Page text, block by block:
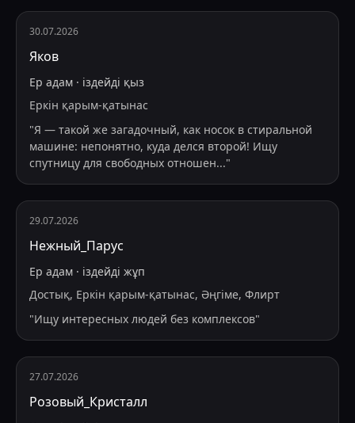
30.07.2026
Яков
Ер адам · іздейді қыз
Еркін қарым-қатынас
"Я — такой же загадочный, как носок в стиральной
машине: непонятно, куда делся второй! Ищу
спутницу для свободных отношен..."
29.07.2026
Нежный_Парус
Ер адам · іздейді жұп
Достық, Еркін қарым-қатынас, Әңгіме, Флирт
"Ищу интересных людей без комплексов"
27.07.2026
Розовый_Кристалл